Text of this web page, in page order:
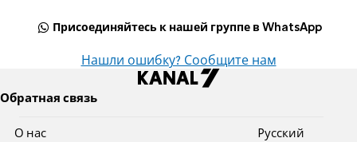
Присоединяйтесь к нашей группе в WhatsApp
Нашли ошибку? Сообщите нам
Обратная связь
О нас
Pусский